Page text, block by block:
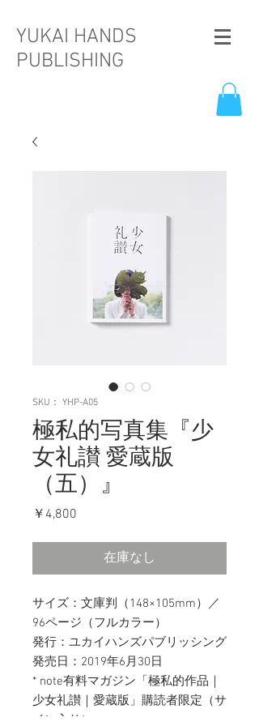
YUKAI HANDS
PUBLISHING
SKU： YHP-A05
極私的写真集『少
女礼讃 愛蔵版
（五）』
￥4,800
在庫なし
サイズ：文庫判（148×105mm）／
96ページ（フルカラー）
発行：ユカイハンズパブリッシング
発売日：2019年6月30日
* note有料マガジン「極私的作品｜
少女礼讃｜愛蔵版」購読者限定（サ
イン入り）